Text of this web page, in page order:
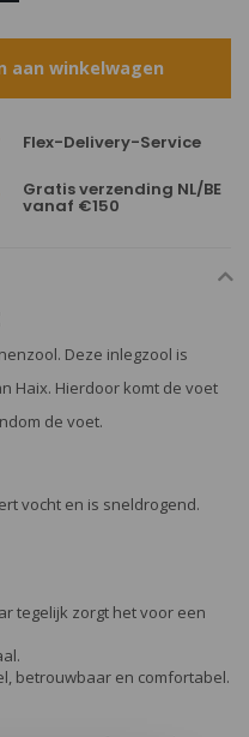
aan winkelwagen
Flex-Delivery-Service
Gratis verzending NL/BE
vanaf €150
Deze inlegzool is
Haix. Hierdoor komt de voet
de voet.
vocht en is sneldrogend.
tegelijk zorgt het voor een
betrouwbaar en comfortabel.